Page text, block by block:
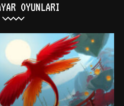
OYUNLARI